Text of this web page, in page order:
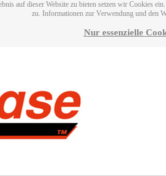
auf dieser Website zu bieten setzen wir Cookies
zu. Informationen zur Verwendung und den
Nur essenzielle